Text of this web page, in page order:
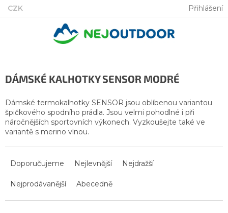
Přejít
CZK Přihlášení
DÁMSKÉ KALHOTKY SENSOR MODRÉ
Dámské termokalhotky SENSOR jsou oblíbenou variantou
špičkového spodního prádla. Jsou velmi pohodlné i při
náročnějších sportovních výkonech. Vyzkoušejte také ve
variantě s merino vlnou.
n
Doporučujeme Nejlevnější Nejdražší
Nejprodávanější Abecedně